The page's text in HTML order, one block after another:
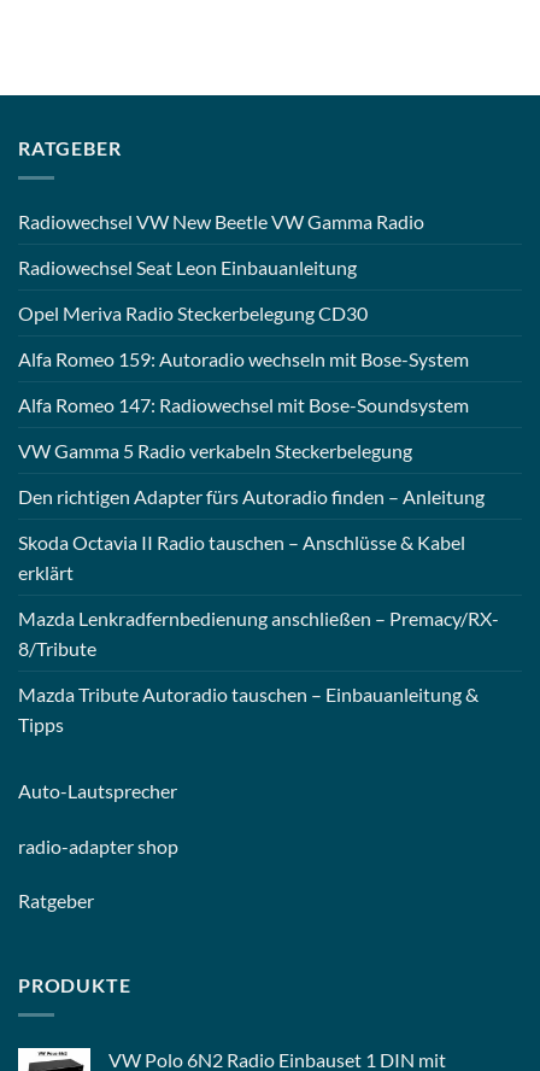
RATGEBER
Radiowechsel VW New Beetle VW Gamma Radio
Radiowechsel Seat Leon Einbauanleitung
Opel Meriva Radio Steckerbelegung CD30
Alfa Romeo 159: Autoradio wechseln mit Bose-System
Alfa Romeo 147: Radiowechsel mit Bose-Soundsystem
VW Gamma 5 Radio verkabeln Steckerbelegung
Den richtigen Adapter fürs Autoradio finden – Anleitung
Skoda Octavia II Radio tauschen – Anschlüsse & Kabel
erklärt
Mazda Lenkradfernbedienung anschließen – Premacy/RX-
8/Tribute
Mazda Tribute Autoradio tauschen – Einbauanleitung &
Tipps
Auto-Lautsprecher
radio-adapter shop
Ratgeber
PRODUKTE
VW Polo 6N2 Radio Einbauset 1 DIN mit